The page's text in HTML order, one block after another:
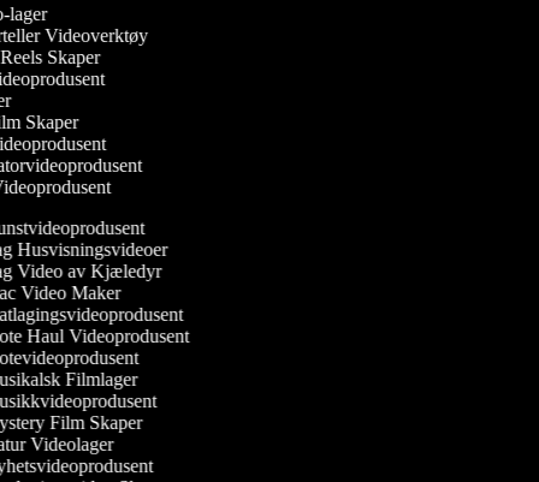
lager
Videoverktøy
Reels Skaper
Skaper
Husvisningsvideoer
Video av Kjæledyr
Video Maker
Haul Videoprodusent
Filmlager
Film Skaper
Videolager